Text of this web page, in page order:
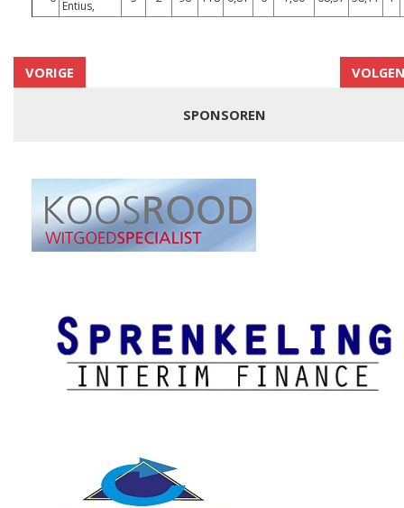
Entius,
VORIGE
SPONSOREN